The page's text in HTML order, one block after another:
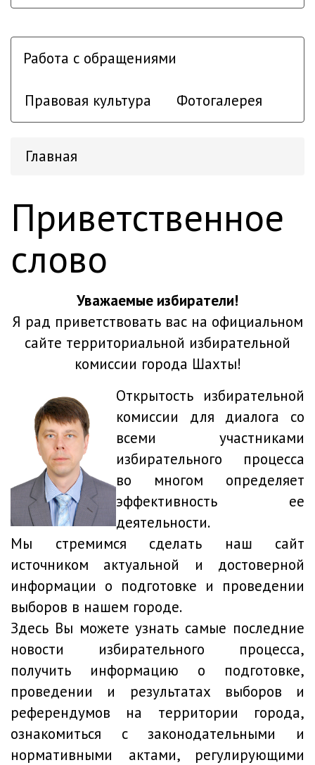
Работа с обращениями
Правовая культура Фотогалерея
Главная
Приветственное
слово
Уважаемые избиратели!
Я рад приветствовать вас на официальном
сайте территориальной избирательной
комиссии города Шахты!
Открытость избирательной
комиссии для диалога со
всеми участниками
избирательного процесса
во многом определяет
эффективность ее
деятельности.
Мы стремимся сделать наш сайт
источником актуальной и достоверной
информации о подготовке и проведении
выборов в нашем городе.
Здесь Вы можете узнать самые последние
новости избирательного процесса,
получить информацию о подготовке,
проведении и результатах выборов и
референдумов на территории города,
ознакомиться с законодательными и
нормативными актами, регулирующими